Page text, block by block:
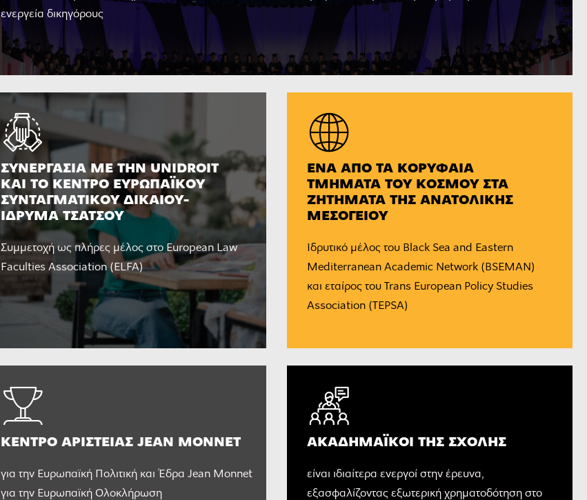
ενεργεία δικηγόρους
ΣΥΝΕΡΓΑΣΊΑ ΜΕ ΤΗΝ UNIDROIT
ΚΑΙ ΤΟ ΚΈΝΤΡΟ ΕΥΡΩΠΑΪΚΟΎ
ΣΥΝΤΑΓΜΑΤΙΚΟΎ ΔΙΚΑΊΟΥ-
ΊΔΡΥΜΑ ΤΣΆΤΣΟΥ
Συμμετοχή ως πλήρες μέλος στο European Law
Faculties Association (ELFA)
ΈΝΑ ΑΠΌ ΤΑ ΚΟΡΥΦΑΊΑ
ΤΜΉΜΑΤΑ ΤΟΥ ΚΌΣΜΟΥ ΣΤΑ
ΖΗΤΉΜΑΤΑ ΤΗΣ ΑΝΑΤΟΛΙΚΉΣ
ΜΕΣΟΓΕΊΟΥ
Iδρυτικό μέλος του Black Sea and Eastern
Mediterranean Academic Network (BSEMAN)
και εταίρος του Trans European Policy Studies
Association (TEPSA)
ΚΈΝΤΡΟ ΑΡΙΣΤΕΊΑΣ JEAN MONNET
για την Ευρωπαϊκή Πολιτική και Έδρα Jean Monnet
για την Ευρωπαϊκή Ολοκλήρωση
ΑΚΑΔΗΜΑΪΚΟΊ ΤΗΣ ΣΧΟΛΉΣ
είναι ιδιαίτερα ενεργοί στην έρευνα,
εξασφαλίζοντας εξωτερική χρηματοδότηση στο